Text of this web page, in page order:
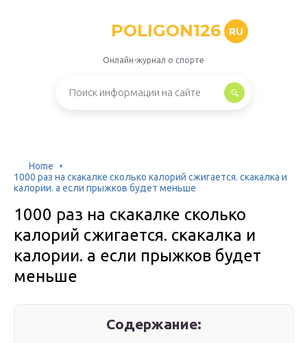
POLIGON126 RU
Онлайн-журнал о спорте
Home
1000 раз на скакалке сколько калорий сжигается. скакалка и
калории. а если прыжков будет меньше
1000 раз на скакалке сколько
калорий сжигается. скакалка и
калории. а если прыжков будет
меньше
Содержание: